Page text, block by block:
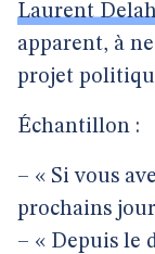
Laurent
apparent, à
projet
Échantillon :
– « Si vous
prochains
– « Depuis le